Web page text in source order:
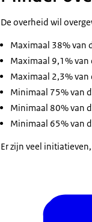
De overheid wil
Maximaal 38% van
Maximaal 9,1%
Maximaal 2,3%
Minimaal 75% van
Minimaal 80% van
Minimaal 65% van
Er zijn veel